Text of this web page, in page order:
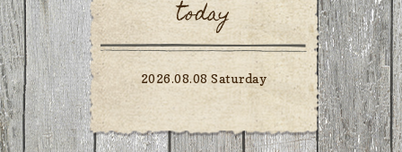
today
2026.08.08 Saturday